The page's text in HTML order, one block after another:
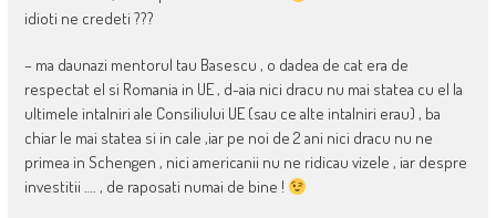
idioti ne credeti ???
– ma daunazi mentorul tau Basescu , o dadea de cat era de
respectat el si Romania in UE , d-aia nici dracu nu mai statea cu el la
ultimele intalniri ale Consiliului UE (sau ce alte intalniri erau) , ba
chiar le mai statea si in cale ,iar pe noi de 2 ani nici dracu nu ne
primea in Schengen , nici americanii nu ne ridicau vizele , iar despre
investitii …. , de raposati numai de bine !